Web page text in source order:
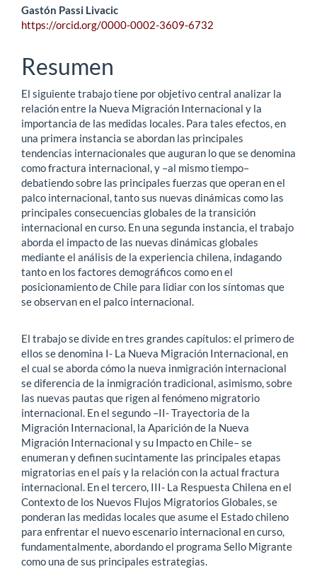
Contenido
principal
del
artículo
Gastón Passi Livacic
https://orcid.org/0000-0002-3609-6732
Resumen
El siguiente trabajo tiene por objetivo central analizar la
relación entre la Nueva Migración Internacional y la
importancia de las medidas locales. Para tales efectos, en
una primera instancia se abordan las principales
tendencias internacionales que auguran lo que se denomina
como fractura internacional, y –al mismo tiempo–
debatiendo sobre las principales fuerzas que operan en el
palco internacional, tanto sus nuevas dinámicas como las
principales consecuencias globales de la transición
internacional en curso. En una segunda instancia, el trabajo
aborda el impacto de las nuevas dinámicas globales
mediante el análisis de la experiencia chilena, indagando
tanto en los factores demográficos como en el
posicionamiento de Chile para lidiar con los síntomas que
se observan en el palco internacional.
El trabajo se divide en tres grandes capítulos: el primero de
ellos se denomina I- La Nueva Migración Internacional, en
el cual se aborda cómo la nueva inmigración internacional
se diferencia de la inmigración tradicional, asimismo, sobre
las nuevas pautas que rigen al fenómeno migratorio
internacional. En el segundo –II- Trayectoria de la
Migración Internacional, la Aparición de la Nueva
Migración Internacional y su Impacto en Chile– se
enumeran y definen sucintamente las principales etapas
migratorias en el país y la relación con la actual fractura
internacional. En el tercero, III- La Respuesta Chilena en el
Contexto de los Nuevos Flujos Migratorios Globales, se
ponderan las medidas locales que asume el Estado chileno
para enfrentar el nuevo escenario internacional en curso,
fundamentalmente, abordando el programa Sello Migrante
como una de sus principales estrategias.